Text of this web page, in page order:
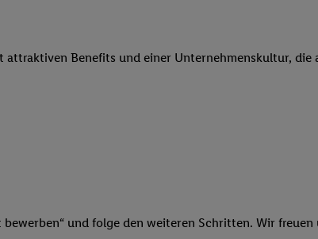
Benefits und einer Unternehmenskultur,
und folge den weiteren Schritten. Wir freuen
das der Fall ist, gibt Utiq Ihre IP-Adresse an Ihren
werden, damit wir Ihnen dort personalisierte
von Utiq.